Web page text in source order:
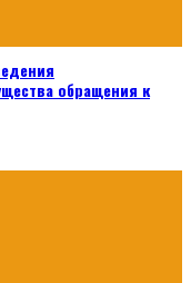
обращения к